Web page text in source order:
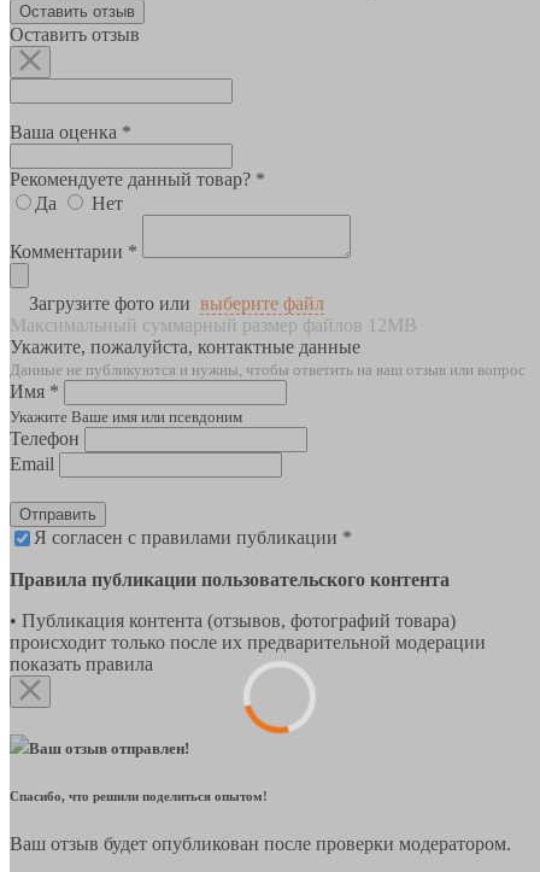
Оставить отзыв
Оставить отзыв
Ваша оценка *
Рекомендуете данный товар? *
Да
Нет
Комментарии *
Загрузите фото или выберите файл
Максимальный суммарный размер файлов 12MB
Укажите, пожалуйста, контактные данные
Данные не публикуются и нужны, чтобы ответить на ваш отзыв или вопрос
Имя *
Укажите Ваше имя или псевдоним
Телефон
Email
Отправить
Я согласен с правилами публикации *
Правила публикации пользовательского контента
• Публикация контента (отзывов, фотографий товара)
происходит только после их предварительной модерации
показать правила
Ваш отзыв отправлен!
Спасибо, что решили поделиться опытом!
Ваш отзыв будет опубликован после проверки модератором.